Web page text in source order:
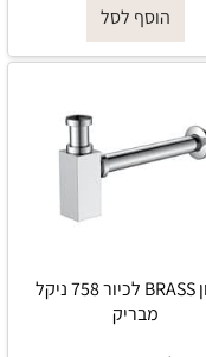
הוסף לסל
סיפון BRASS לכיור 758 ניקל
מבריק